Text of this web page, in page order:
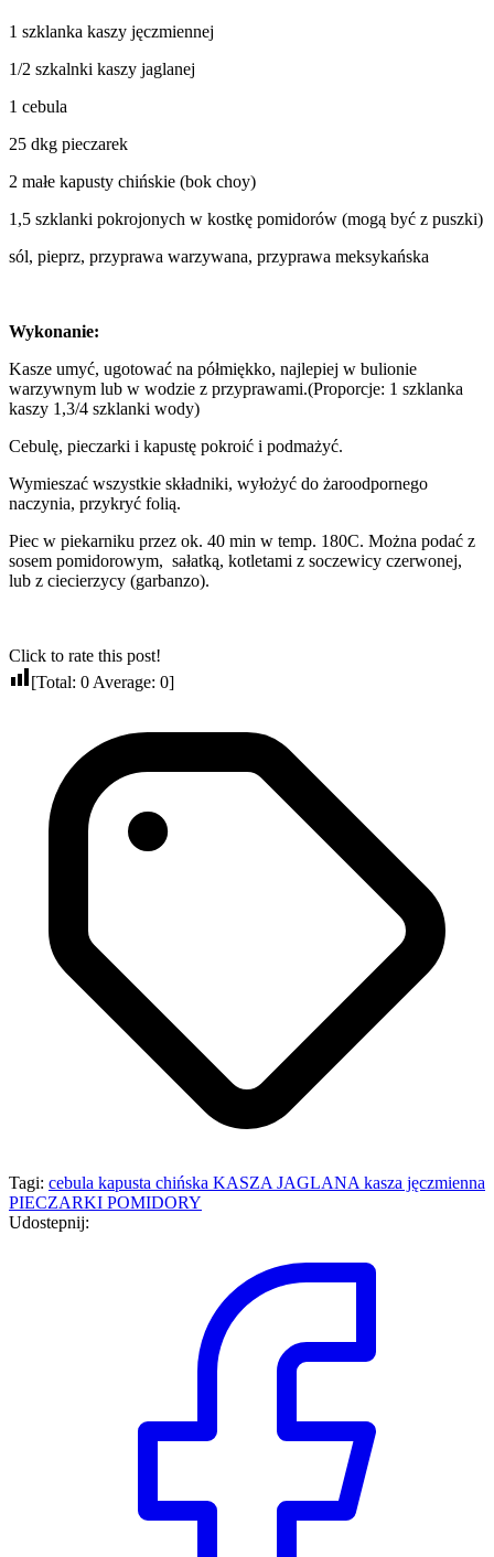
1 szklanka kaszy jęczmiennej
1/2 szkalnki kaszy jaglanej
1 cebula
25 dkg pieczarek
2 małe kapusty chińskie (bok choy)
1,5 szklanki pokrojonych w kostkę pomidorów (mogą być z puszki)
sól, pieprz, przyprawa warzywana, przyprawa meksykańska
Wykonanie:
Kasze umyć, ugotować na półmiękko, najlepiej w bulionie
warzywnym lub w wodzie z przyprawami.(Proporcje: 1 szklanka
kaszy 1,3/4 szklanki wody)
Cebulę, pieczarki i kapustę pokroić i podmażyć.
Wymieszać wszystkie składniki, wyłożyć do żaroodpornego
naczynia, przykryć folią.
Piec w piekarniku przez ok. 40 min w temp. 180C. Można podać z
sosem pomidorowym, sałatką, kotletami z soczewicy czerwonej,
lub z ciecierzycy (garbanzo).
Click to rate this post!
[Total: 0 Average: 0]
Tagi: cebula kapusta chińska KASZA JAGLANA kasza jęczmienna
PIECZARKI POMIDORY
Udostepnij: